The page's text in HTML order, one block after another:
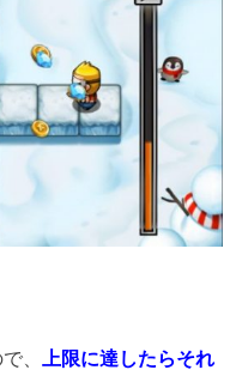
、
上限に達したらそれ